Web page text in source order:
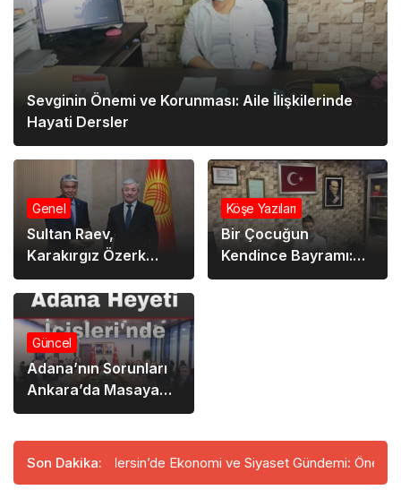
Sevginin Önemi ve Korunması: Aile İlişkilerinde
Hayati Dersler
Genel
Sultan Raev,
Karakırgız Özerk
Bölgesi’nin 100. Yılı
Nişanı ile
Onurlandırıldı
Köşe Yazıları
Bir Çocuğun
Kendince Bayramı:
Babasının Zamanını
Güncel
Adana’nın Sorunları
Ankara’da Masaya
Yatırıldı
Son Dakika:
Mersin’de Ekonomi ve Siyaset Gündemi: Önemli İsimler